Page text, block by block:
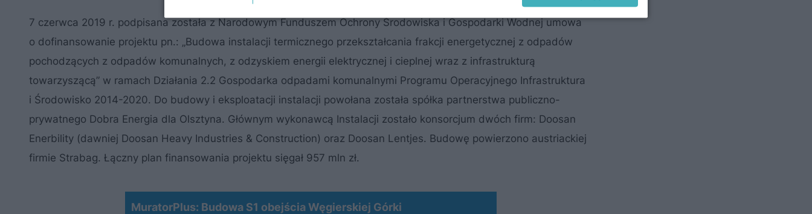
7 czerwca 2019 r. podpisana została z Narodowym Funduszem Ochrony Środowiska i Gospodarki Wodnej umowa
o dofinansowanie projektu pn.: „Budowa instalacji termicznego przekształcania frakcji energetycznej z odpadów
pochodzących z odpadów komunalnych, z odzyskiem energii elektrycznej i cieplnej wraz z infrastrukturą
towarzyszącą” w ramach Działania 2.2 Gospodarka odpadami komunalnymi Programu Operacyjnego Infrastruktura
i Środowisko 2014-2020. Do budowy i eksploatacji instalacji powołana została spółka partnerstwa publiczno-
prywatnego Dobra Energia dla Olsztyna. Głównym wykonawcą Instalacji zostało konsorcjum dwóch firm: Doosan
Enerbility (dawniej Doosan Heavy Industries & Construction) oraz Doosan Lentjes. Budowę powierzono austriackiej
firmie Strabag. Łączny plan finansowania projektu sięgał 957 mln zł.
MuratorPlus: Budowa S1 obejścia Węgierskiej Górki